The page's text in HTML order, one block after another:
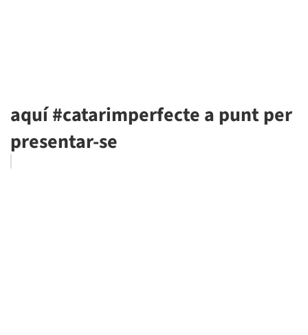
aquí #catarimperfecte a punt per
presentar-se